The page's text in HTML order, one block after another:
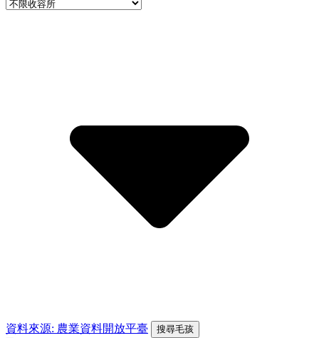
資料來源: 農業資料開放平臺 搜尋毛孩